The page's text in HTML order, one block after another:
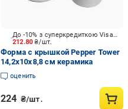
212.80₴/шт.
До -10% з суперкредиткою Visa Вигода
Форма с крышкой Pepper Tower
14,2х10х8,8 см керамика
оценить
224 ₴/шт.